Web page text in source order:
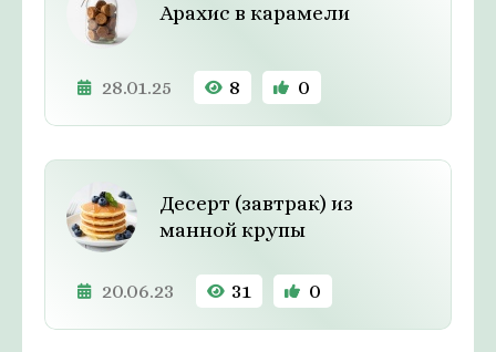
Арахис в карамели
28.01.25 8 0
Десерт (завтрак) из
манной крупы
20.06.23 31 0